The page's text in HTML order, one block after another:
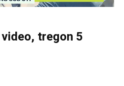
tregon 5